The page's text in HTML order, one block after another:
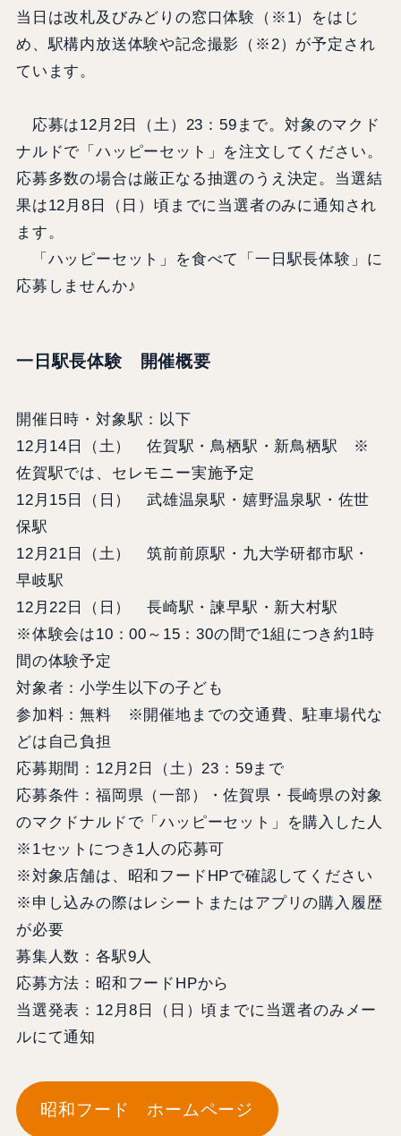
当日は改札及びみどりの窓口体験（※1）をはじ
め、駅構内放送体験や記念撮影（※2）が予定され
ています。
応募は12月2日（土）23：59まで。対象のマクド
ナルドで「ハッピーセット」を注文してください。
応募多数の場合は厳正なる抽選のうえ決定。当選結
果は12月8日（日）頃までに当選者のみに通知され
ます。
「ハッピーセット」を食べて「一日駅長体験」に
応募しませんか♪
一日駅長体験 開催概要
開催日時・対象駅：以下
12月14日（土） 佐賀駅・鳥栖駅・新鳥栖駅 ※
佐賀駅では、セレモニー実施予定
12月15日（日） 武雄温泉駅・嬉野温泉駅・佐世
保駅
12月21日（土） 筑前前原駅・九大学研都市駅・
早岐駅
12月22日（日） 長崎駅・諫早駅・新大村駅
※体験会は10：00～15：30の間で1組につき約1時
間の体験予定
対象者：小学生以下の子ども
参加料：無料 ※開催地までの交通費、駐車場代な
どは自己負担
応募期間：12月2日（土）23：59まで
応募条件：福岡県（一部）・佐賀県・長崎県の対象
のマクドナルドで「ハッピーセット」を購入した人
※1セットにつき1人の応募可
※対象店舗は、昭和フードHPで確認してください
※申し込みの際はレシートまたはアプリの購入履歴
が必要
募集人数：各駅9人
応募方法：昭和フードHPから
当選発表：12月8日（日）頃までに当選者のみメー
ルにて通知
昭和フード ホームページ